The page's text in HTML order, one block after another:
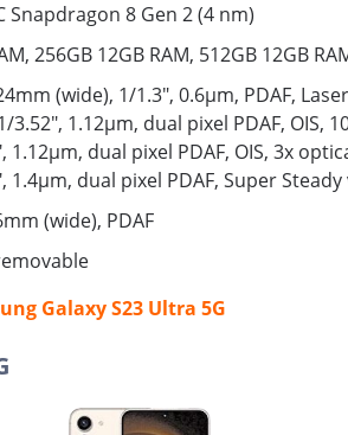
Snapdragon 8 Gen 2 (4 nm)
256GB 12GB RAM, 512GB 12GB
(wide), 1/1.3", 0.6µm, PDAF,
1.12µm, dual pixel PDAF, OIS,
dual pixel PDAF, OIS, 3x
dual pixel PDAF, Super Steady
(wide), PDAF
Galaxy S23 Ultra 5G